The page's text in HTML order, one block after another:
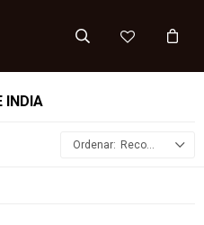
INDIA
Recomendados